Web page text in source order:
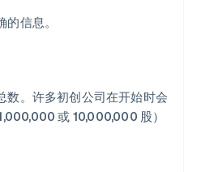
信息。
数。许多初创公司在开始时会
或 10,000,000 股）